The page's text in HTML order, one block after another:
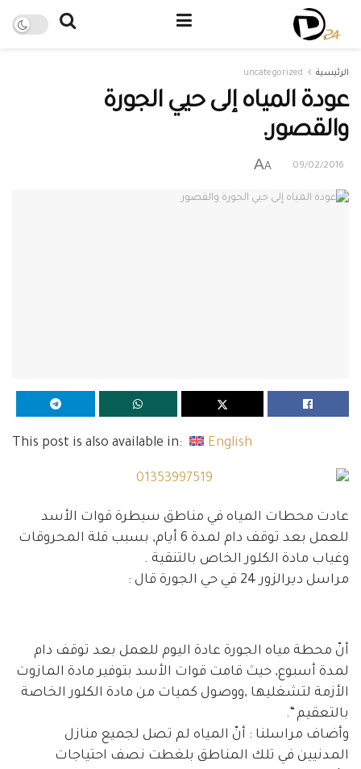
الرئيسية uncategorized
عودة المياه إلى حيي الجورة
والقصور.
09/02/2016
A
A
This post is also available in: English
عادت محطات المياه في مناطق سيطرة قوات الأسد
للعمل بعد توقف دام لمدة 6 أيام, بسبب قلة المحروقات
وغياب مادة الكلور الخاص بالتنقية .
مراسل ديرالزور 24 في حي الجورة قال :
أنّ محطة مياه الجورة عادة اليوم للعمل بعد توقف دام
لمدة أسبوع, حيث قامت قوات الأسد بتوفير مادة المازوت
الأزمة لتشغليها ,ووصول كميات من مادة الكلور الخاصة
بالتعقيم “.
وأضاف مراسلنا : أنّ المياه لم تصل لجميع منازل
المدنيين في تلك المناطق بلغطت نصف احتياجات